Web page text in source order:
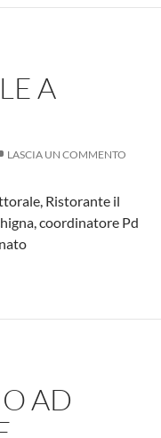
A
LASCIA UN COMMENTO
Ristorante il
coordinatore Pd
AD